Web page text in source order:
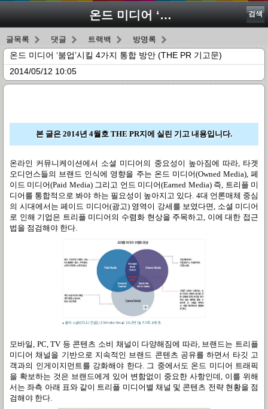
온드 미디어 ‘붐업’시킬 4가지 통합 방안 (THE PR 기고문) 검색
글목록 댓글 트랙백 방명록
온드 미디어 ‘붐업’시킬 4가지 통합 방안 (THE PR 기고문)
2014/05/12 10:05
본 글은 2014년 4월호 THE PR지에 실린 기고 내용입니다.
온라인 커뮤니케이션에서 소셜 미디어의 중요성이 높아짐에 따라, 타겟
오디언스들의 브랜드 인식에 영향을 주는 온드 미디어(Owned Media), 페
이드 미디어(Paid Media) 그리고 언드 미디어(Earned Media) 즉, 트리플 미
디어를 통합적으로 봐야 하는 필요성이 높아지고 있다. 4대 언론매체 중심
의 시대에서는 페이드 미디어(광고) 영역이 강세를 보였다면, 소셜 미디어
로 인해 기업은 트리플 미디어의 수렴화 현상을 주목하고, 이에 대한 접근
법을 점검해야 한다.
모바일, PC, TV 등 콘텐츠 소비 채널이 다양해짐에 따라, 브랜드는 트리플
미디어 채널을 기반으로 지속적인 브랜드 콘텐츠 공유를 하면서 타깃 고
객과의 인게이지먼트를 강화해야 한다. 그 중에서도 온드 미디어 트래픽
을 확보하는 것은 브랜드에게 있어 변함없이 중요한 사항인데, 이를 위해
서는 좌측 아래 표와 같이 트리플 미디어별 채널 및 콘텐츠 전략 현황을 점
검해야 한다.